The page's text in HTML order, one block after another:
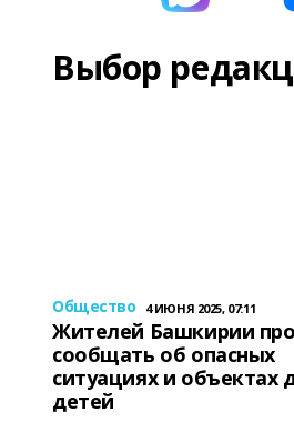
Выбор
Общество 4 ИЮНЯ 2025, 07:11
Жителей Башкирии
сообщать об опасных
ситуациях и объектах
детей